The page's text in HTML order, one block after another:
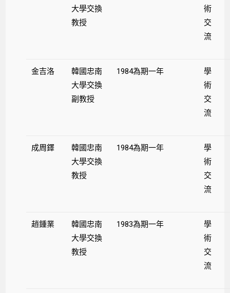
大學交換
教授
術
交
流
金吉洛
韓國忠南
大學交換
副教授
1984為期一年
學
術
交
流
成周鐸
韓國忠南
大學交換
教授
1984為期一年
學
術
交
流
趙鍾業
韓國忠南
大學交換
教授
1983為期一年
學
術
交
流